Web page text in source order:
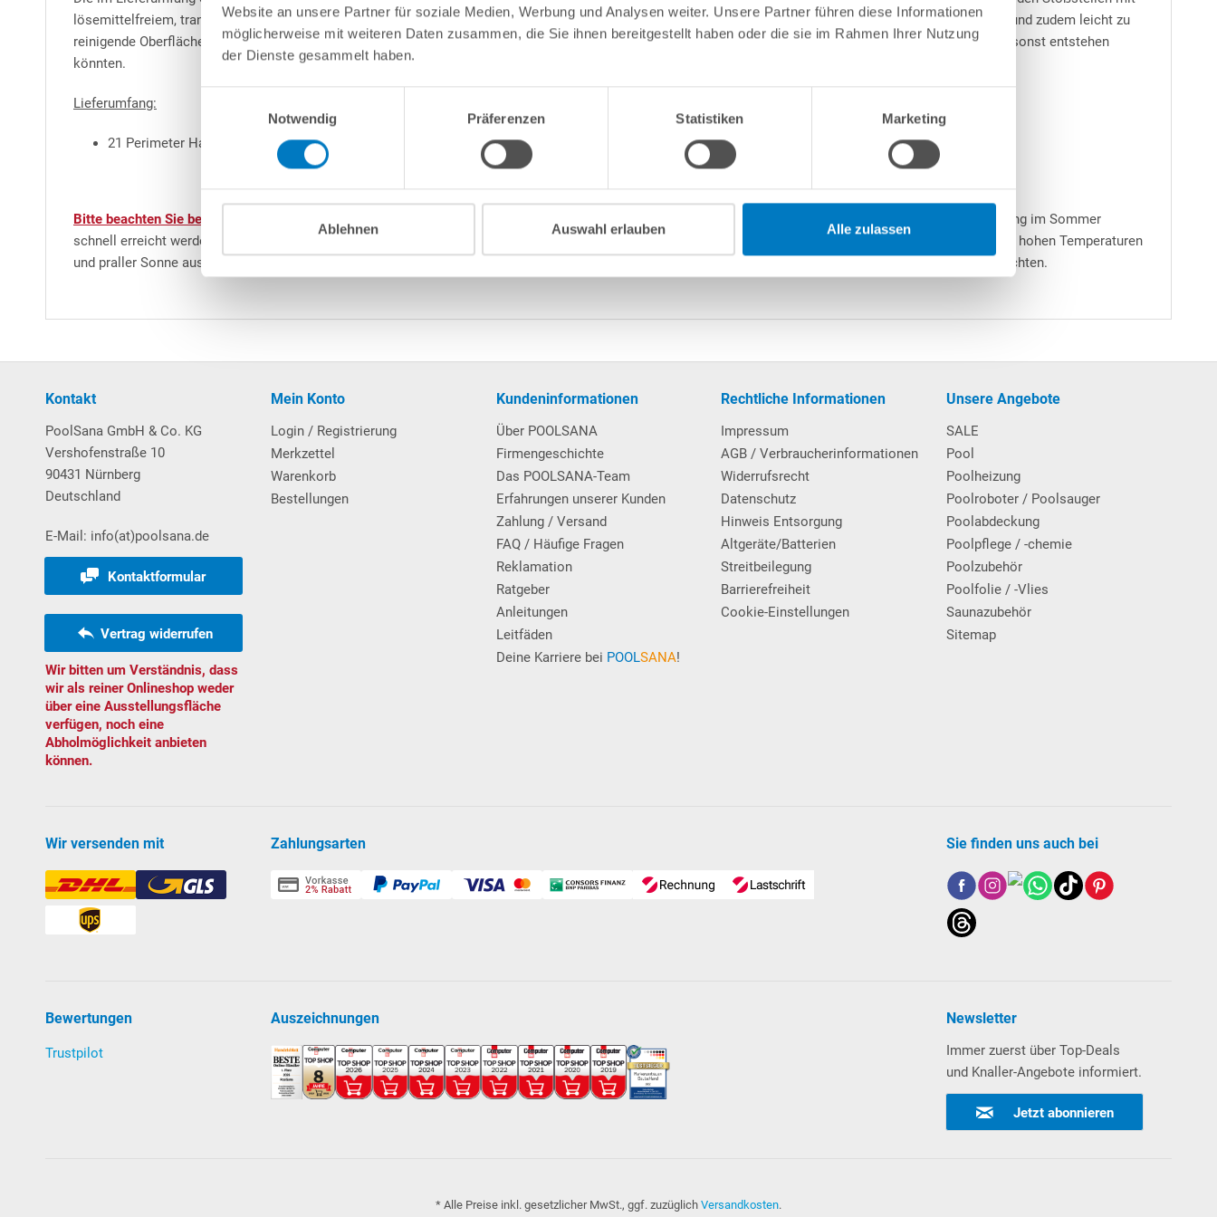
Website an unsere Partner für soziale Medien, Werbung und Analysen weiter. Unsere Partner führen diese Informationen
möglicherweise mit weiteren Daten zusammen, die Sie ihnen bereitgestellt haben oder die sie im Rahmen Ihrer Nutzung
der Dienste gesammelt haben.
Notwendig
Präferenzen Statistiken Marketing
Ablehnen Auswahl erlauben Alle zulassen
lösemittelfreiem, transparentem Klebeband (nicht im Lieferumfang enthalten) miteinander verklebt. So erhalten Sie innerhalb kürzester Zeit eine sehr glatte und zudem leicht zu
reinigende Oberfläche. Zusätzlich schützt die Vinylschicht die Hartschaumplatten vor punktuellen Druckstellen, die insbesondere während des Poolaufbaus sonst entstehen
könnten.
Lieferumfang:
21 Perimeter Hartschaumplatten + 10 Vinylplatten
Bitte beachten Sie bei der Montage der Vinylplatten:
Die Vinylplatten sind bis max. 55 °C temperaturbeständig. Dieser Wert kann bei voller Sonneneinstrahlung im Sommer
schnell erreicht werden! Die Montage empfiehlt sich deshalb an kühleren Tagen. Falls es trotz sorgfältiger Planung dennoch vorkommt, dass die Vinylplatten hohen Temperaturen
und praller Sonne ausgesetzt sein würden, sind diese zu kühlen. Dazu am besten Vlies über die Vinylplatten legen und ständig zur Kühlung mit Wasser befeuchten.
Kontakt
PoolSana GmbH & Co. KG
Vershofenstraße 10
90431 Nürnberg
Deutschland
E-Mail: info(at)poolsana.de
Kontaktformular
Vertrag widerrufen
Wir bitten um Verständnis, dass
wir als reiner Onlineshop weder
über eine Ausstellungsfläche
verfügen, noch eine
Abholmöglichkeit anbieten
können.
Mein Konto
Login / Registrierung
Merkzettel
Warenkorb
Bestellungen
Kundeninformationen
Über POOLSANA
Firmengeschichte
Das POOLSANA-Team
Erfahrungen unserer Kunden
Zahlung / Versand
FAQ / Häufige Fragen
Reklamation
Ratgeber
Anleitungen
Leitfäden
Deine Karriere bei POOLSANA!
Rechtliche Informationen
Impressum
AGB / Verbraucherinformationen
Widerrufsrecht
Datenschutz
Hinweis Entsorgung
Altgeräte/Batterien
Streitbeilegung
Barrierefreiheit
Cookie-Einstellungen
Unsere Angebote
SALE
Pool
Poolheizung
Poolroboter / Poolsauger
Poolabdeckung
Poolpflege / -chemie
Poolzubehör
Poolfolie / -Vlies
Saunazubehör
Sitemap
Wir versenden mit Zahlungsarten Sie finden uns auch bei
Bewertungen
Trustpilot
Auszeichnungen Newsletter
Immer zuerst über Top-Deals
und Knaller-Angebote informiert.
Jetzt abonnieren
* Alle Preise inkl. gesetzlicher MwSt., ggf. zuzüglich Versandkosten.